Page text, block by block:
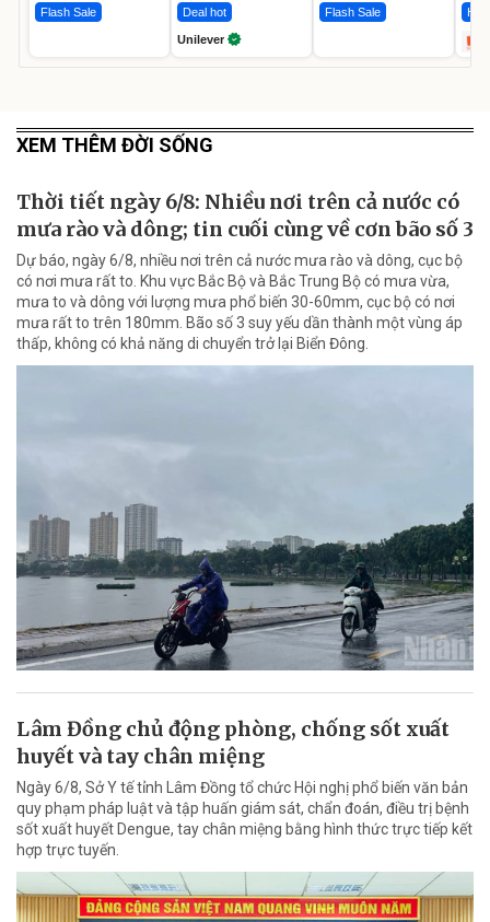
Flash Sale Deal hot
Unilever
Flash Sale Hot
XEM THÊM ĐỜI SỐNG
Thời tiết ngày 6/8: Nhiều nơi trên cả nước có
mưa rào và dông; tin cuối cùng về cơn bão số 3
Dự báo, ngày 6/8, nhiều nơi trên cả nước mưa rào và dông, cục bộ
có nơi mưa rất to. Khu vực Bắc Bộ và Bắc Trung Bộ có mưa vừa,
mưa to và dông với lượng mưa phổ biến 30-60mm, cục bộ có nơi
mưa rất to trên 180mm. Bão số 3 suy yếu dần thành một vùng áp
thấp, không có khả năng di chuyển trở lại Biển Đông.
Lâm Đồng chủ động phòng, chống sốt xuất
huyết và tay chân miệng
Ngày 6/8, Sở Y tế tỉnh Lâm Đồng tổ chức Hội nghị phổ biến văn bản
quy phạm pháp luật và tập huấn giám sát, chẩn đoán, điều trị bệnh
sốt xuất huyết Dengue, tay chân miệng bằng hình thức trực tiếp kết
hợp trực tuyến.